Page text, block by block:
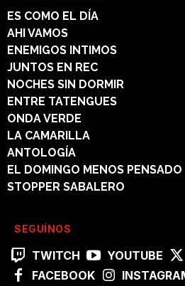
ES COMO EL DÍA
AHI VAMOS
ENEMIGOS INTIMOS
JUNTOS EN REC
NOCHES SIN DORMIR
ENTRE TATENGUES
ONDA VERDE
LA CAMARILLA
ANTOLOGÍA
EL DOMINGO MENOS PENSADO
STOPPER SABALERO
SEGUÍNOS
TWITCH YOUTUBE
FACEBOOK